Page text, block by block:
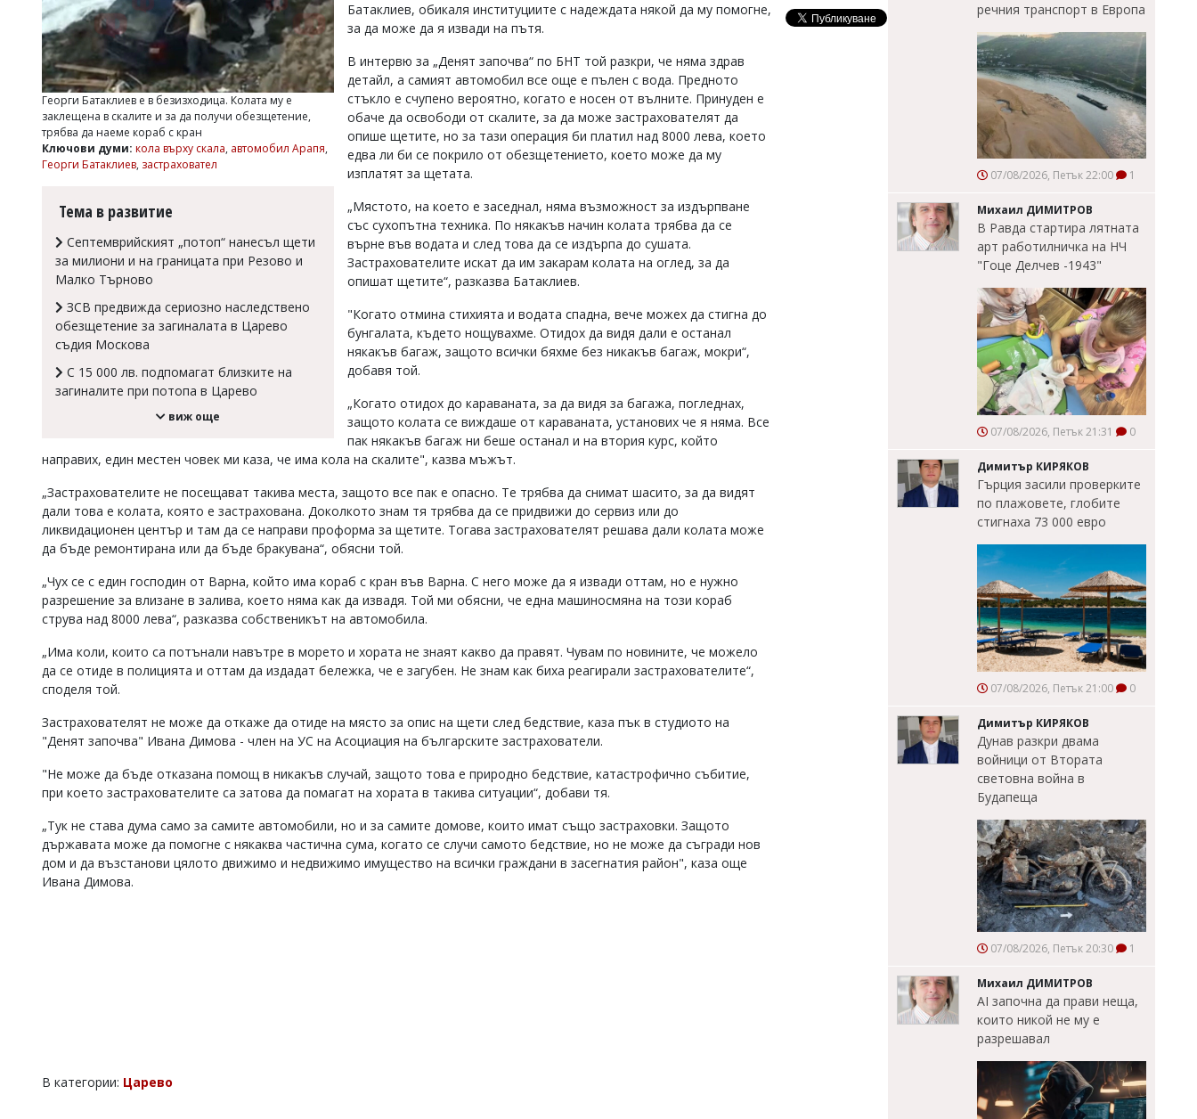
v.vasilev@flagman.bg
Касабова,
k.kassabova@flagman.bg
Главен
редактор:
office@flagman.bg
въвеждат
редакцията
отговорност
обиден
коментар,
сигнализирайте
Георги Батаклиев е в безизходица. Колата му е
заклещена в скалите и за да получи обезщетение,
трябва да наеме кораб с кран
Ключови думи: кола върху скала, автомобил Арапя,
Георги Батаклиев, застраховател
Тема в развитие
Септемврийският „потоп“ нанесъл щети
за милиони и на границата при Резово и
Малко Търново
ЗСВ предвижда сериозно наследствено
обезщетение за загиналата в Царево
съдия Москова
С 15 000 лв. подпомагат близките на
загиналите при потопа в Царево
виж още
Батаклиев, обикаля институциите с надеждата някой да му помогне,
за да може да я извади на пътя.
В интервю за „Денят започва“ по БНТ той разкри, че няма здрав
детайл, а самият автомобил все още е пълен с вода. Предното
стъкло е счупено вероятно, когато е носен от вълните. Принуден е
обаче да освободи от скалите, за да може застрахователят да
опише щетите, но за тази операция би платил над 8000 лева, което
едва ли би се покрило от обезщетението, което може да му
изплатят за щетата.
„Мястото, на което е заседнал, няма възможност за издърпване
със сухопътна техника. По някакъв начин колата трябва да се
върне във водата и след това да се издърпа до сушата.
Застрахователите искат да им закарам колата на оглед, за да
опишат щетите“, разказва Батаклиев.
"Когато отмина стихията и водата спадна, вече можех да стигна до
бунгалата, където нощувахме. Отидох да видя дали е останал
някакъв багаж, защото всички бяхме без никакъв багаж, мокри“,
добавя той.
„Когато отидох до караваната, за да видя за багажа, погледнах,
защото колата се виждаше от караваната, установих че я няма. Все
пак някакъв багаж ни беше останал и на втория курс, който
направих, един местен човек ми каза, че има кола на скалите", казва мъжът.
„Застрахователите не посещават такива места, защото все пак е опасно. Те трябва да снимат шасито, за да видят
дали това е колата, която е застрахована. Доколкото знам тя трябва да се придвижи до сервиз или до
ликвидационен център и там да се направи проформа за щетите. Тогава застрахователят решава дали колата може
да бъде ремонтирана или да бъде бракувана“, обясни той.
„Чух се с един господин от Варна, който има кораб с кран във Варна. С него може да я извади оттам, но е нужно
разрешение за влизане в залива, което няма как да извадя. Той ми обясни, че една машиносмяна на този кораб
струва над 8000 лева“, разказва собственикът на автомобила.
„Има коли, които са потънали навътре в морето и хората не знаят какво да правят. Чувам по новините, че можело
да се отиде в полицията и оттам да издадат бележка, че е загубен. Не знам как биха реагирали застрахователите“,
споделя той.
Застрахователят не може да откаже да отиде на място за опис на щети след бедствие, каза пък в студиото на
"Денят започва" Ивана Димова - член на УС на Асоциация на българските застрахователи.
"Не може да бъде отказана помощ в никакъв случай, защото това е природно бедствие, катастрофично събитие,
при което застрахователите са затова да помагат на хората в такива ситуации“, добави тя.
„Тук не става дума само за самите автомобили, но и за самите домове, които имат също застраховки. Защото
държавата може да помогне с някаква частична сума, когато се случи самото бедствие, но не може да съгради нов
дом и да възстанови цялото движимо и недвижимо имущество на всички граждани в засегнатия район", каза още
Ивана Димова.
В категории: Царево
речния транспорт в Европа
07/08/2026, Петък 22:00 1
Михаил ДИМИТРОВ
В Равда стартира лятната
арт работилничка на НЧ
"Гоце Делчев -1943"
07/08/2026, Петък 21:31 0
Димитър КИРЯКОВ
Гърция засили проверките
по плажовете, глобите
стигнаха 73 000 евро
07/08/2026, Петък 21:00 0
Димитър КИРЯКОВ
Дунав разкри двама
войници от Втората
световна война в
Будапеща
07/08/2026, Петък 20:30 1
Михаил ДИМИТРОВ
AI започна да прави неща,
които никой не му е
разрешавал